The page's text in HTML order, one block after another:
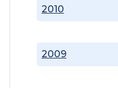
2009
2010